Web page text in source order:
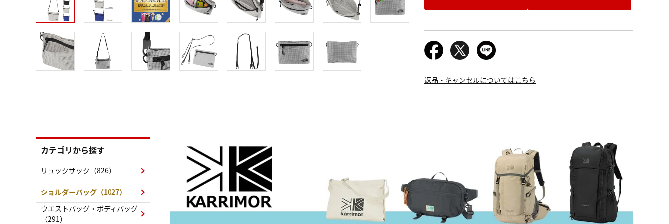
返品・キャンセルについてはこちら
カテゴリから探す
リュックサック（826）
ショルダーバッグ（1027）
ウエストバッグ・ボディバッグ
（291）